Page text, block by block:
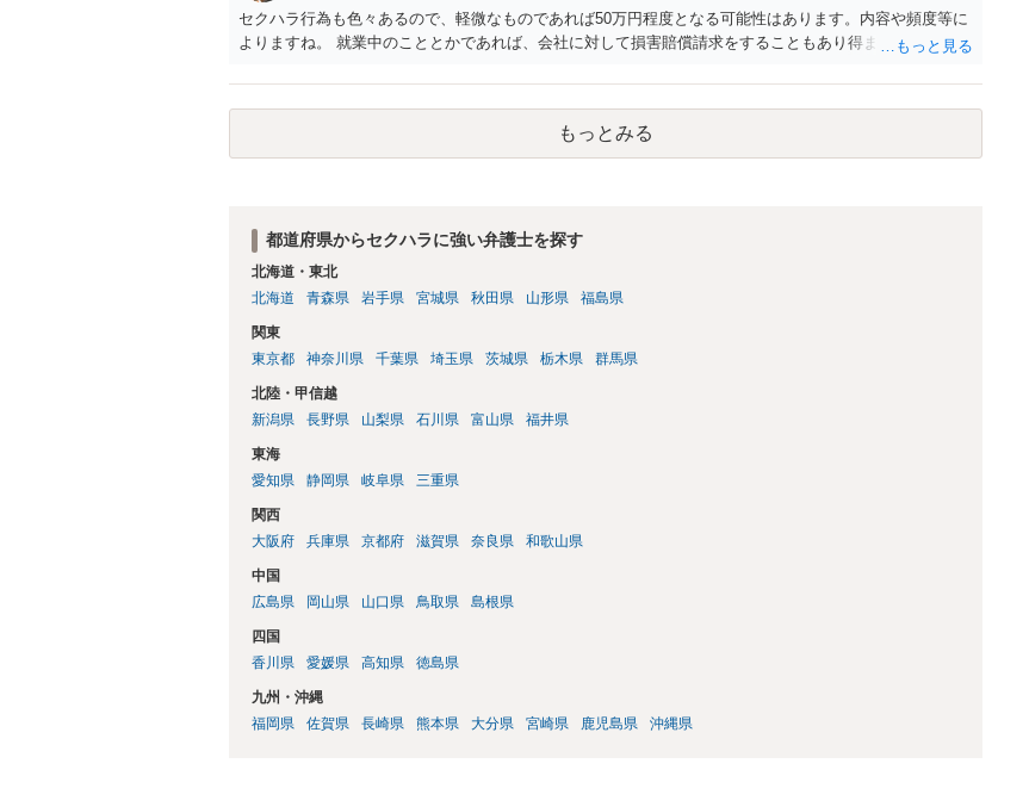
応をしていただくことが望ましいと考えます。
セクハラ行為も色々あるので、軽微なものであれば50万円程度となる可能性はあります。内容や頻度等に
よりますね。 就業中のこととかであれば、会社に対して損害賠償請求をすることもあり得ます。
もっとみる
都道府県からセクハラに強い弁護士を探す
北海道・東北
北海道
青森県 岩手県 宮城県 秋田県 山形県 福島県
関東
東京都
神奈川県 千葉県 埼玉県 茨城県 栃木県 群馬県
北陸・甲信越
新潟県
長野県 山梨県 石川県 富山県 福井県
東海
愛知県
静岡県 岐阜県 三重県
関西
大阪府
兵庫県 京都府 滋賀県 奈良県 和歌山県
中国
広島県
岡山県 山口県 鳥取県 島根県
四国
香川県
愛媛県 高知県 徳島県
九州・沖縄
福岡県
佐賀県 長崎県 熊本県 大分県 宮崎県 鹿児島県 沖縄県